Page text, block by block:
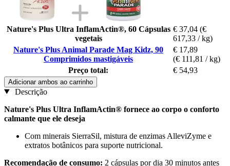
Nature's Plus Ultra InflamActin®, 60 Cápsulas
vegetais
€ 37,04 (€
617,33 / kg)
Nature's Plus Animal Parade Mag Kidz, 90
Comprimidos mastigáveis
€ 17,89
(€ 111,81 / kg)
Preço total:
€ 54,93
Adicionar ambos ao carrinho
Descrição
Nature's Plus Ultra InflamActin® fornece ao corpo o conforto
calmante que ele deseja
Com minerais SierraSil, mistura de enzimas AlleviZyme e
extratos botânicos para suporte nutricional.
Recomendação de consumo: 2 cápsulas por dia 30 minutos antes